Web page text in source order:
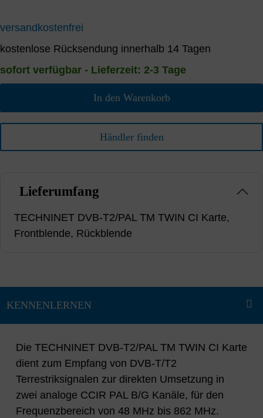
versandkostenfrei
kostenlose Rücksendung innerhalb 14 Tagen
sofort verfügbar - Lieferzeit: 2-3 Tage
In den Warenkorb
Händler finden
Lieferumfang
TECHNINET DVB-T2/PAL TM TWIN CI Karte,
Frontblende, Rückblende
Die TECHNINET DVB-T2/PAL TM TWIN CI Karte
dient zum Empfang von DVB-T/T2
Terrestriksignalen zur direkten Umsetzung in
zwei analoge CCIR PAL B/G Kanäle, für den
Frequenzbereich von 48 MHz bis 862 MHz.